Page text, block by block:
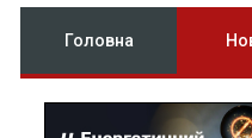
Головна